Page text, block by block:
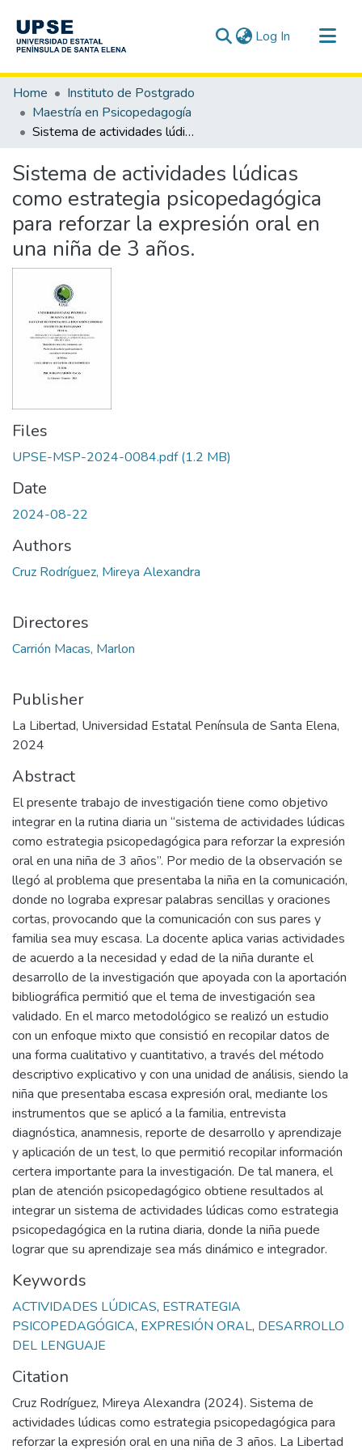
Log In (current)
Communities & Collections
All of DSpace
Statistics
Home
Instituto de Postgrado
Maestría en Psicopedagogía
Sistema de actividades lúdicas como estrategia psicopedagógica para reforzar la expresión oral en una niña de 3 años.
Sistema de actividades lúdicas
como estrategia psicopedagógica
para reforzar la expresión oral en
una niña de 3 años.
Files
UPSE-MSP-2024-0084.pdf(1.2 MB)
Date
2024-08-22
Authors
Cruz Rodríguez, Mireya Alexandra
Directores
Carrión Macas, Marlon
Publisher
La Libertad, Universidad Estatal Península de Santa Elena,
2024
Abstract
El presente trabajo de investigación tiene como objetivo
integrar en la rutina diaria un “sistema de actividades lúdicas
como estrategia psicopedagógica para reforzar la expresión
oral en una niña de 3 años”. Por medio de la observación se
llegó al problema que presentaba la niña en la comunicación,
donde no lograba expresar palabras sencillas y oraciones
cortas, provocando que la comunicación con sus pares y
familia sea muy escasa. La docente aplica varias actividades
de acuerdo a la necesidad y edad de la niña durante el
desarrollo de la investigación que apoyada con la aportación
bibliográfica permitió que el tema de investigación sea
validado. En el marco metodológico se realizó un estudio
con un enfoque mixto que consistió en recopilar datos de
una forma cualitativo y cuantitativo, a través del método
descriptivo explicativo y con una unidad de análisis, siendo la
niña que presentaba escasa expresión oral, mediante los
instrumentos que se aplicó a la familia, entrevista
diagnóstica, anamnesis, reporte de desarrollo y aprendizaje
y aplicación de un test, lo que permitió recopilar información
certera importante para la investigación. De tal manera, el
plan de atención psicopedagógico obtiene resultados al
integrar un sistema de actividades lúdicas como estrategia
psicopedagógica en la rutina diaria, donde la niña puede
lograr que su aprendizaje sea más dinámico e integrador.
Keywords
ACTIVIDADES LÚDICAS, ESTRATEGIA
PSICOPEDAGÓGICA, EXPRESIÓN ORAL, DESARROLLO
DEL LENGUAJE
Citation
Cruz Rodríguez, Mireya Alexandra (2024). Sistema de
actividades lúdicas como estrategia psicopedagógica para
reforzar la expresión oral en una niña de 3 años. La Libertad